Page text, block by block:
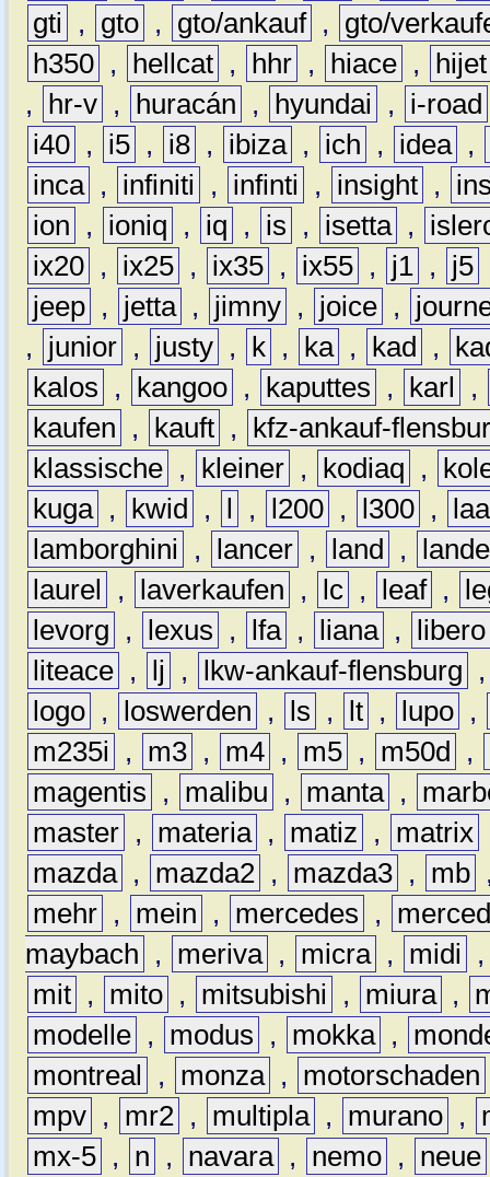
gti
, gto , gto/ankauf ,
gto/
h350 , hellcat , hhr , hiace ,
hijet
,
hr-v , huracán , hyundai ,
i-road
i40 , i5 , i8 , ibiza , ich , idea ,
inca , infiniti , infinti , insight ,
ion
, ioniq , iq , is , isetta ,
ix20 , ix25 , ix35 , ix55 , j1 , j5
jeep , jetta , jimny , joice ,
,
junior , justy , k , ka , kad ,
kalos
, kangoo , kaputtes , karl
,
kaufen
, kauft ,
kfz-ankauf-
klassische , kleiner , kodiaq ,
kuga , kwid , , l200 , l300 ,
lamborghini
, lancer , land ,
laurel
, laverkaufen , lc , leaf ,
levorg
, lexus , lfa , liana ,
libero
liteace , lj , lkw-ankauf-flensburg
logo , loswerden , ls , lt , lupo ,
m235i
, m3 , m4 , m5 , m50d ,
magentis
, malibu , manta ,
master , materia , matiz , matrix
mazda , mazda2 , mazda3 , mb
mehr , mein , mercedes ,
maybach
, meriva , micra , midi
mit , mito , mitsubishi , miura ,
modelle , modus , mokka ,
montreal
, monza , motorschaden
mpv , mr2 , multipla , murano ,
mx-5 , n , navara , nemo , neue